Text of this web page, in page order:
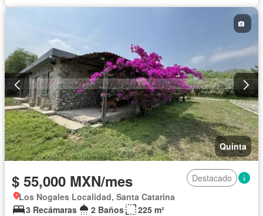
Quinta
$ 55,000 MXN/mes
Destacado
Los Nogales Localidad, Santa Catarina
3 Recámaras
2 Baños
225 m²